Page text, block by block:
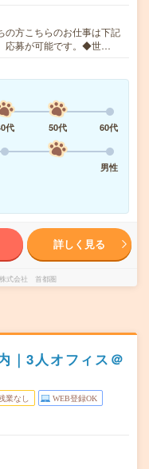
方こちらのお仕事は下記
応募が可能です。◆世…
代 50代
60代
男性
詳しく見る
式会社 首都圏
｜3人オフィス＠
業なし WEB登録OK